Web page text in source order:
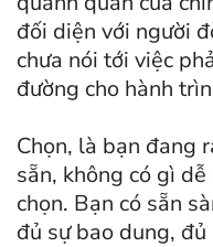
đối diện với người
chưa nói tới việc
đường cho hành
Chọn, là bạn đang
sẵn, không có gì
chọn. Bạn có sẵn
đủ sự bao dung,